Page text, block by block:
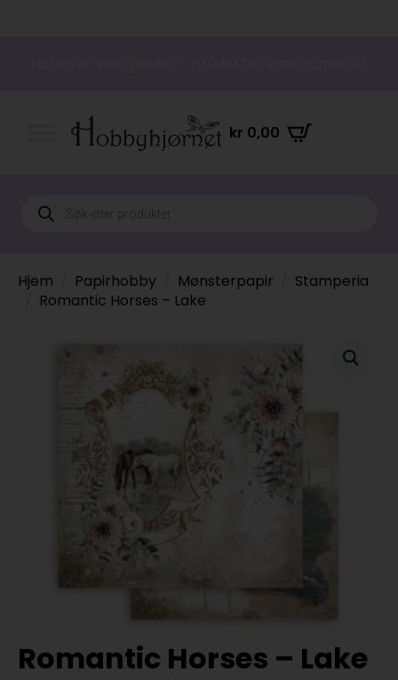
kr 0,00
Products
search
Hjem Papirhobby Mønsterpapir
Stamperia
Romantic Horses – Lake
Romantic Horses – Lake